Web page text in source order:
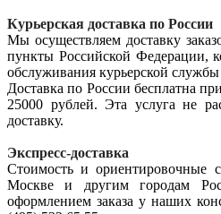
Курьерская доставка по России
Мы осуществляем доставку
пункты Российской Федерации,
обслуживания курьерской
Доставка по России бесплатна
25000 рублей. Эта услуга не
доставку.
Экспресс-доставка
Стоимость и ориентировочные
Москве и другим городам
оформлением заказа у наших